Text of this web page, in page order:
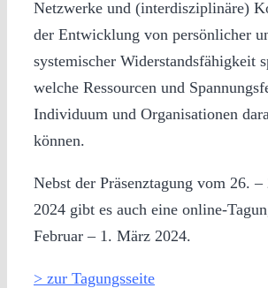
Netzwerke und (interdisziplinäre)
der Entwicklung von persönlicher
systemischer Widerstandsfähigkeit
welche Ressourcen und
Individuum und Organisationen
können.
Nebst der Präsenztagung vom 26. –
2024 gibt es auch eine online-
Februar – 1. März 2024.
> zur Tagungsseite